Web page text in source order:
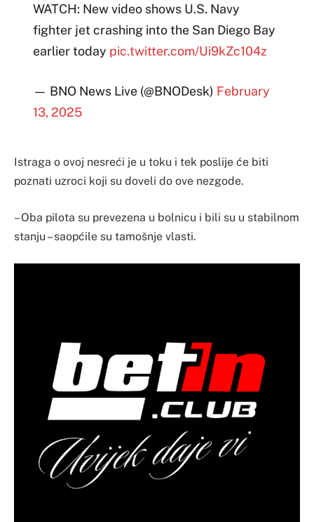
WATCH: New video shows U.S. Navy
fighter jet crashing into the San Diego Bay
earlier today pic.twitter.com/Ui9kZc104z
— BNO News Live (@BNODesk) February
13, 2025
Istraga o ovoj nesreći je u toku i tek poslije će biti
poznati uzroci koji su doveli do ove nezgode.
– Oba pilota su prevezena u bolnicu i bili su u stabilnom
stanju – saopćile su tamošnje vlasti.